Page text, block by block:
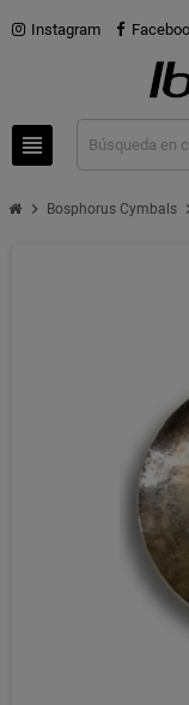
Instagram
view_headline
chevron_right Bosphorus Cymbals